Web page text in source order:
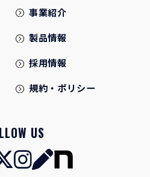
事業紹介
製品情報
採用情報
規約・ポリシー
US